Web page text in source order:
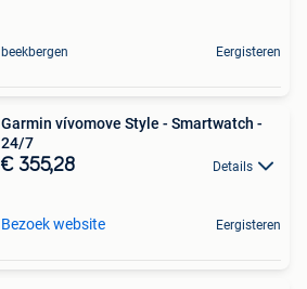
beekbergen Eergisteren
Garmin vívomove Style - Smartwatch -
24/7
€ 355,28 Details
Bezoek website Eergisteren